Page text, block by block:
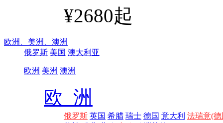
¥2680起
欧洲、 美洲、 澳洲
俄罗斯 美国 澳大利亚
欧洲 美洲 澳洲
欧 洲
俄罗斯 英国 希腊 瑞士 德国 意大利 法瑞意(德